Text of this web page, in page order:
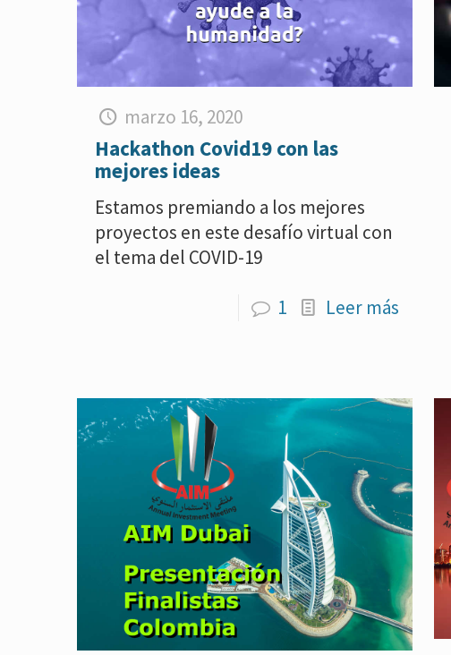
marzo 16, 2020
Hackathon Covid19 con las
mejores ideas
Estamos premiando a los mejores
proyectos en este desafío virtual con
el tema del COVID-19
1 Leer más